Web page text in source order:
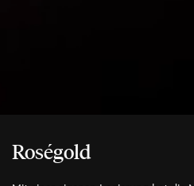
Roségold